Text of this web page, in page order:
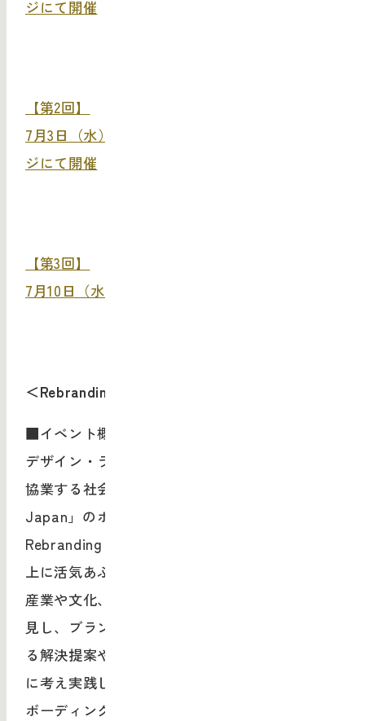
ジにて開催
【第2回】
7月3日（水）武蔵野美術大学 デザイン・ラウン
ジにて開催
【第3回】
7月10日（水）ランドー東京にて開催
＜Rebranding Japan ボーディングセレモニー＞
■イベント概要
デザイン・ラウンジとランドーアソシエイツが
協業する社会実験プロジェクト「Rebranding
Japan」のボーディングセレモニーです。
Rebranding Japanは、日本の地域や社会が今以
上に活気あふれるために、現代の日本における
産業や文化、地域などにおける課題や問題を発
見し、ブランディングを含むデザイン行為によ
る解決提案や問題提起をし、企業や団体等と共
に考え実践していくプロジェクトです。
ボーディングセレモニーは、プロジェクト概要